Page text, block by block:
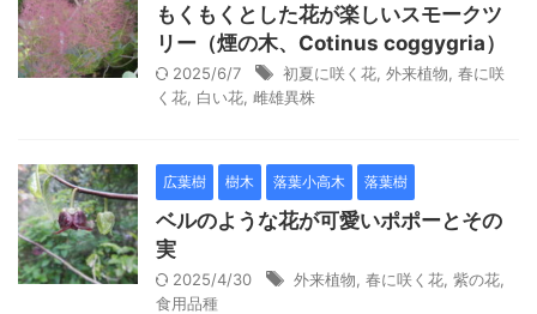
もくもくとした花が楽しいスモークツ
リー（煙の木、Cotinus coggygria）
2025/6/7 初夏に咲く花 外来植物 春に咲
く花 白い花 雌雄異株
広葉樹 樹木 落葉小高木 落葉樹
ベルのような花が可愛いポポーとその
実
2025/4/30 外来植物 春に咲く花 紫の花
食用品種